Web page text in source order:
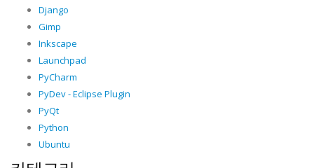
Django
Gimp
Inkscape
Launchpad
PyCharm
PyDev - Eclipse Plugin
PyQt
Python
Ubuntu